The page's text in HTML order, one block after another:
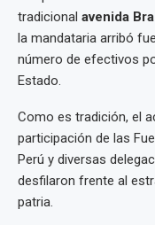
tradicional avenida
la mandataria arribó
número de efectivos
Estado.
Como es tradición, el
participación de las
Perú y diversas
desfilaron frente al
patria.